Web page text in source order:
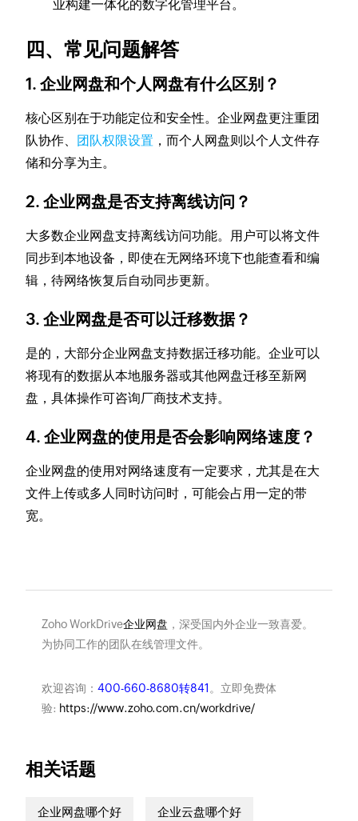
业构建一体化的数字化管理平台。
四、常见问题解答
1. 企业网盘和个人网盘有什么区别？
核心区别在于功能定位和安全性。企业网盘更注重团
队协作、 团队权限设置 ，而个人网盘则以个人文件存
储和分享为主。
2. 企业网盘是否支持离线访问？
大多数企业网盘支持离线访问功能。用户可以将文件
同步到本地设备，即使在无网络环境下也能查看和编
辑，待网络恢复后自动同步更新。
3. 企业网盘是否可以迁移数据？
是的，大部分企业网盘支持数据迁移功能。企业可以
将现有的数据从本地服务器或其他网盘迁移至新网
盘，具体操作可咨询厂商技术支持。
4. 企业网盘的使用是否会影响网络速度？
企业网盘的使用对网络速度有一定要求，尤其是在大
文件上传或多人同时访问时，可能会占用一定的带
宽。
Zoho WorkDrive企业网盘 ，深受国内外企业一致喜爱。
为协同工作的团队在线管理文件。
欢迎咨询： 400-660-8680转841 。立即免费体
验: https://www.zoho.com.cn/workdrive/
相关话题
企业网盘哪个好 企业云盘哪个好